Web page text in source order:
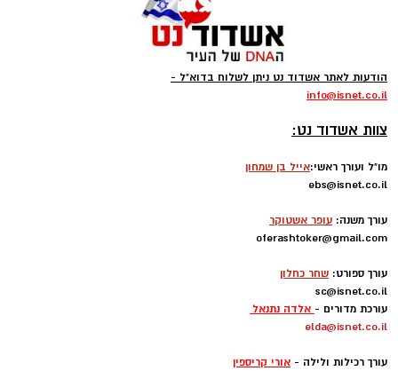
הודעות לאתר אשדוד נט ניתן לשלוח בדוא"ל -
info@isnet.co.il
צוות אשדוד נט:
מו"ל ועורך ראשי:אייל בן שמחון
ebs@isnet.co.il
עורך משנה: עופר אשטוקר
oferashtoker@gmail.com
עורך ספורט: שחר כחלון
sc@isnet.co.il
עורכת מדורים - אלדה נתנאל
elda@isnet.co.il
עורך רכילות ולילה - אורי קריספין